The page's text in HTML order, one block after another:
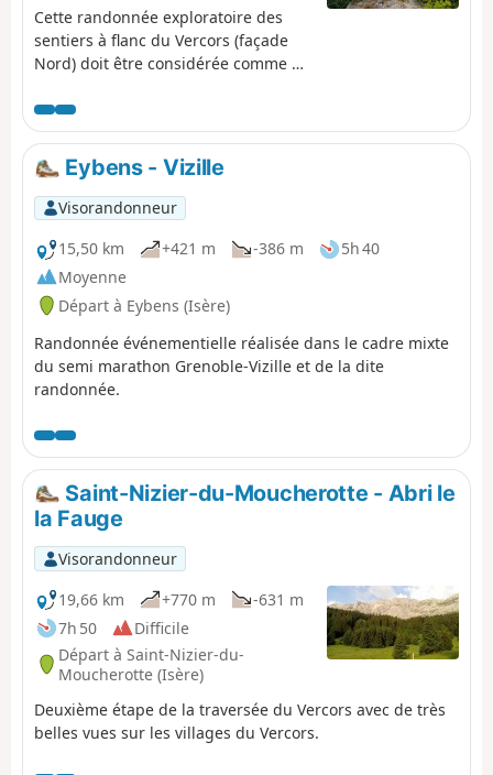
Cette randonnée exploratoire des
sentiers à flanc du Vercors (façade
Nord) doit être considérée comme un
Trois points de vue dont deux
aménagés. Pour autant, sur ce trajet,
le changement de pente incessant
n'est pas pour déplaire au
randonneur ou coureur qui voudrait
s'attaquer plus tard à la draille
menant au plateau du Sornin. Cette
randonnée n'est agréable que par
temps sec car les pentes glissent
après la pluie.
Eybens - Vizille
Visorandonneur
15,50 km
+421 m -386 m
5h 40
Moyenne
Départ à Eybens (Isère)
Randonnée événementielle réalisée dans le cadre mixte
du semi marathon Grenoble-Vizille et de la dite
randonnée.
Saint-Nizier-du-Moucherotte - Abri le
la Fauge
Visorandonneur
19,66 km
+770 m
-631 m
7h 50
Difficile
Départ à Saint-Nizier-du-
Moucherotte (Isère)
Deuxième étape de la traversée du Vercors avec de très
belles vues sur les villages du Vercors.